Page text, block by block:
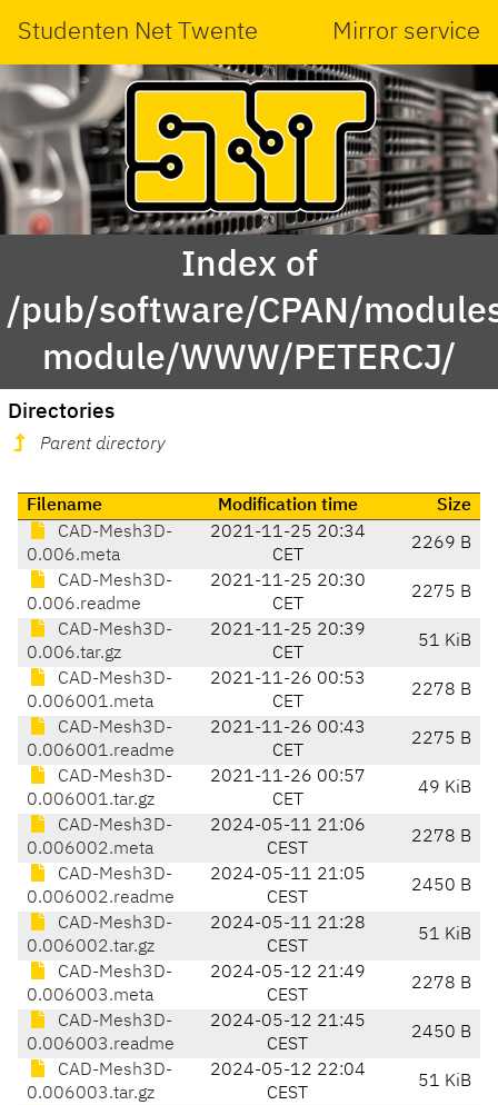
Studenten Net Twente Mirror service
Index of
/pub/software/CPAN/
module/WWW/PETERCJ/
Directories
Parent directory
Filename Modification time
Size
CAD-Mesh3D-
0.006.meta
2021-11-25 20:34
CET
2269 B
CAD-Mesh3D-
0.006.readme
2021-11-25 20:30
CET
2275 B
CAD-Mesh3D-
0.006.tar.gz
2021-11-25 20:39
CET
51 KiB
CAD-Mesh3D-
0.006001.meta
2021-11-26 00:53
CET
2278 B
CAD-Mesh3D-
0.006001.readme
2021-11-26 00:43
CET
2275 B
CAD-Mesh3D-
0.006001.tar.gz
2021-11-26 00:57
CET
49 KiB
CAD-Mesh3D-
0.006002.meta
2024-05-11 21:06
CEST
2278 B
CAD-Mesh3D-
0.006002.readme
2024-05-11 21:05
CEST
2450 B
CAD-Mesh3D-
0.006002.tar.gz
2024-05-11 21:28
CEST
51 KiB
CAD-Mesh3D-
0.006003.meta
2024-05-12 21:49
CEST
2278 B
CAD-Mesh3D-
0.006003.readme
2024-05-12 21:45
CEST
2450 B
CAD-Mesh3D-
0.006003.tar.gz
2024-05-12 22:04
CEST
51 KiB